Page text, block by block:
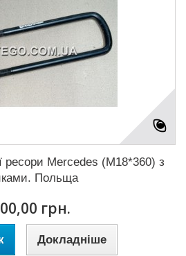
ресори Mercedes (M18*360) з
Польща
грн.
Докладніше